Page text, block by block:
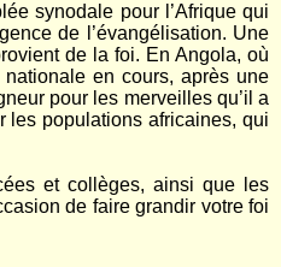
synodale pour l’Afrique qui
de l’évangélisation. Une
de la foi. En Angola, où
en cours, après une
pour les merveilles qu’il a
les populations africaines, qui
et collèges, ainsi que les
de faire grandir votre foi